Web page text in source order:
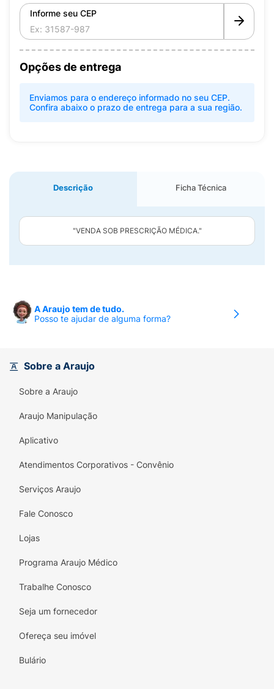
Informe seu CEP
Opções de entrega
Enviamos para o endereço informado no seu CEP.
Confira abaixo o prazo de entrega para a sua região.
Descrição Ficha Técnica
"VENDA SOB PRESCRIÇÃO MÉDICA."
A Araujo tem de tudo.
Posso te ajudar de alguma forma?
Sobre a Araujo
Sobre a Araujo
Araujo Manipulação
Aplicativo
Atendimentos Corporativos - Convênio
Serviços Araujo
Fale Conosco
Lojas
Programa Araujo Médico
Trabalhe Conosco
Seja um fornecedor
Ofereça seu imóvel
Bulário